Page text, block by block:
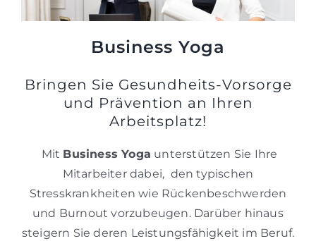
Business Yoga
Bringen Sie Gesundheits-Vorsorge
und Prävention an Ihren
Arbeitsplatz!
Mit Business Yoga unterstützen Sie Ihre
Mitarbeiter dabei, den typischen
Stresskrankheiten wie Rückenbeschwerden
und Burnout vorzubeugen. Darüber hinaus
steigern Sie deren Leistungsfähigkeit im Beruf.